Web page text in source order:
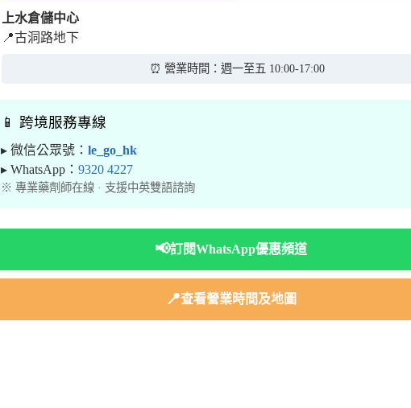
上水倉儲中心
📍古洞路地下
⏰ 營業時間：週一至五 10:00-17:00
📱 跨境服務專線
▸ 微信公眾號： le_go_hk
▸ WhatsApp： 9320 4227
※ 專業藥劑師在線 · 支援中英雙語諮詢
📢訂閱WhatsApp優惠頻道
📍查看營業時間及地圖